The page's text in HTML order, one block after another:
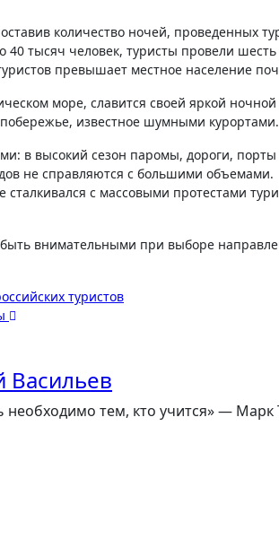
количество ночей, проведенных
тысяч человек, туристы провели
превышает местное население
море, славится своей яркой
известное шумными курортами.
в высокий сезон паромы, дороги,
не справляются с большими объемами.
с массовыми протестами
внимательными при выборе
туристов
Васильев
необходимо тем, кто учится» — Марк